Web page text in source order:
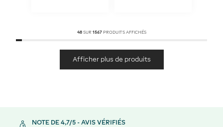
48SUR 1 567PRODUITS AFFICHÉS
Afficher plus de produits
NOTE DE 4,7/5 - AVIS VÉRIFIÉS